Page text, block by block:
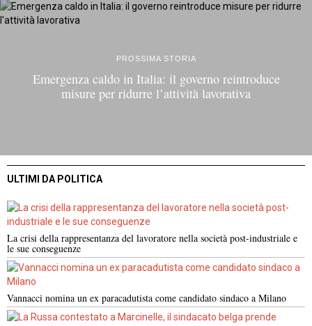
PROSSIMA STORIA
Emergenza caldo in Italia: il governo reintroduce
misure per ridurre l’attività lavorativa
ULTIMI DA POLITICA
La crisi della rappresentanza del lavoratore nella società post-industriale e
le sue conseguenze
Vannacci nomina un ex paracadutista come candidato sindaco a Milano